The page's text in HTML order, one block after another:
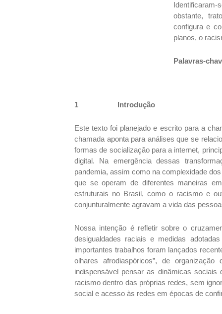
obstante,
configura e
planos, o
Palavras-
1 Introdução
Este texto foi planejado e escrito para a
chamada aponta para análises que se
formas de socialização para a internet,
digital. Na emergência dessas
pandemia, assim como na complexidade
que se operam de diferentes maneiras
estruturais no Brasil, como o racismo e
conjunturalmente agravam a vida das
Nossa intenção é refletir sobre o
desigualdades raciais e medidas
importantes trabalhos foram lançados
olhares afrodiaspóricos”, de
indispensável pensar as dinâmicas
racismo dentro das próprias redes, sem
social e acesso às redes em épocas de